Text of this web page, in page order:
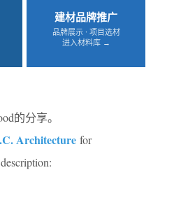
建材品牌推广
品牌展示 · 项目选材
进入材料库 →
的分享。
Architecture for